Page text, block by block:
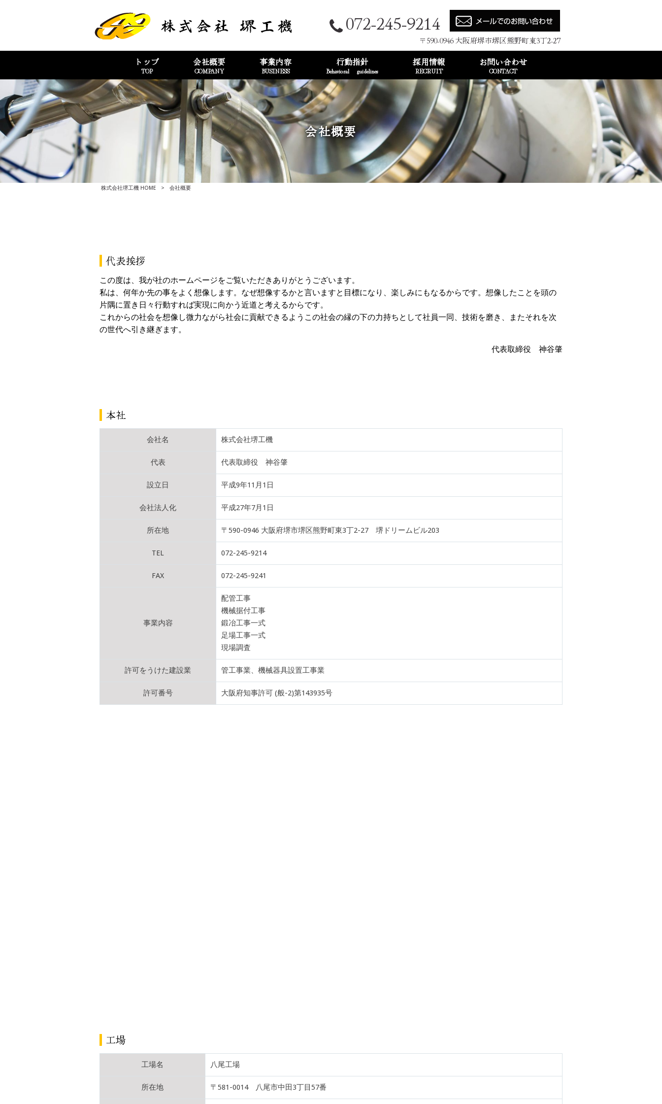
072-245-9214
〒590-0946大阪府堺市堺区熊野町東3丁2-27
トップ
TOP
会社概要
COMPANY
事業内容
BUSINESS
行動指針
Behavioral guidelines
採用情報
RECRUIT
お問い合わせ
CONTACT
会社概要
株式会社堺工機 HOME > 会社概要
代表挨拶
この度は、我が社のホームページをご覧いただきありがとうございます。
私は、何年か先の事をよく想像します。なぜ想像するかと言いますと目標になり、楽しみにもなるからです。想像したことを頭の
片隅に置き日々行動すれば実現に向かう近道と考えるからです。
これからの社会を想像し微力ながら社会に貢献できるようこの社会の縁の下の力持ちとして社員一同、技術を磨き、またそれを次
の世代へ引き継ぎます。
代表取締役 神谷肇
本社
会社名 株式会社堺工機
代表 代表取締役 神谷肇
設立日 平成9年11月1日
会社法人化 平成27年7月1日
所在地 〒590-0946 大阪府堺市堺区熊野町東3丁2-27 堺ドリームビル203
TEL 072-245-9214
FAX 072-245-9241
事業内容
配管工事
機械据付工事
鍛冶工事一式
足場工事一式
現場調査
許可をうけた建設業 管工事業、機械器具設置工事業
許可番号 大阪府知事許可 (般-2)第143935号
工場
工場名 八尾工場
所在地 〒581-0014 八尾市中田3丁目57番